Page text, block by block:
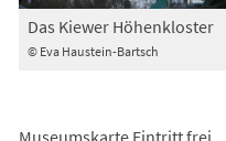
© Eva Haustein-Bartsch
Das Kiewer Höhenkloster
Museumskarte Eintritt frei